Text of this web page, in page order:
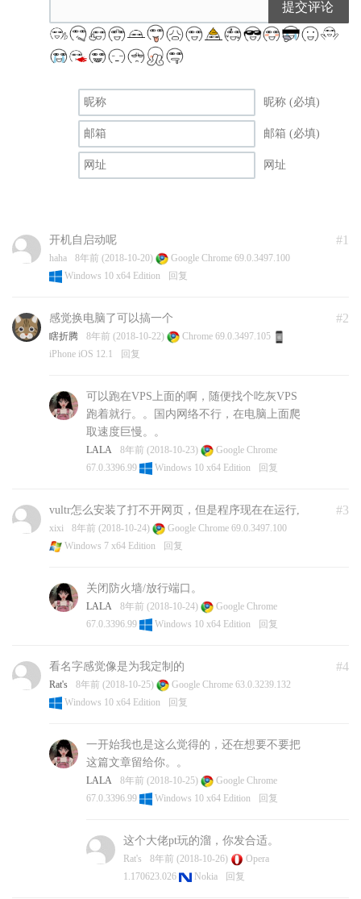
提交评论
昵称 (必填)
邮箱 (必填)
网址
#1
开机自启动呢
haha 8年前 (2018-10-20)
Google Chrome 69.0.3497.100
Windows 10 x64 Edition
回复
#2
感觉换电脑了可以搞一个
瞎折腾 8年前 (2018-10-22)
Chrome 69.0.3497.105
iPhone iOS 12.1
回复
可以跑在VPS上面的啊，随便找个吃灰VPS
跑着就行。。国内网络不行，在电脑上面爬
取速度巨慢。。
LALA 8年前 (2018-10-23)
Google Chrome
67.0.3396.99
Windows 10 x64 Edition 回复
#3
vultr怎么安装了打不开网页，但是程序现在在运行,
xixi 8年前 (2018-10-24)
Google Chrome 69.0.3497.100
Windows 7 x64 Edition
回复
关闭防火墙/放行端口。
LALA 8年前 (2018-10-24)
Google Chrome
67.0.3396.99
Windows 10 x64 Edition 回复
#4
看名字感觉像是为我定制的
Rat's 8年前 (2018-10-25)
Google Chrome 63.0.3239.132
Windows 10 x64 Edition
回复
一开始我也是这么觉得的，还在想要不要把
这篇文章留给你。。
LALA 8年前 (2018-10-25)
Google Chrome
67.0.3396.99
Windows 10 x64 Edition 回复
这个大佬pt玩的溜，你发合适。
Rat's 8年前 (2018-10-26)
Opera
1.170623.026
Nokia 回复